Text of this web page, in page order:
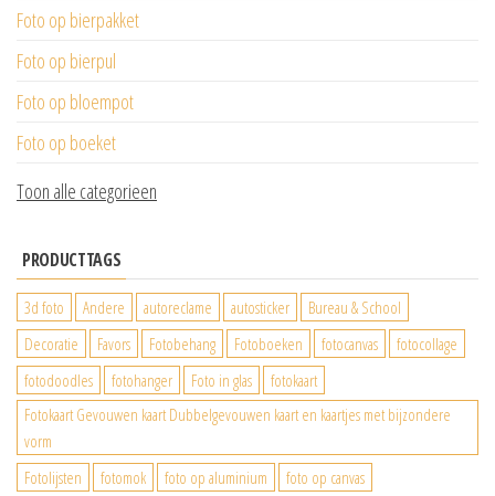
Foto op bierpakket
Foto op bierpul
Foto op bloempot
Foto op boeket
Toon alle categorieen
PRODUCTTAGS
3d foto Andere autoreclame autosticker
Bureau & School
Decoratie
Favors Fotobehang Fotoboeken fotocanvas
fotocollage
fotodoodles
fotohanger Foto in glas
fotokaart
Fotokaart Gevouwen kaart Dubbelgevouwen kaart en kaartjes met bijzondere
vorm
Fotolijsten
fotomok foto op aluminium
foto op canvas